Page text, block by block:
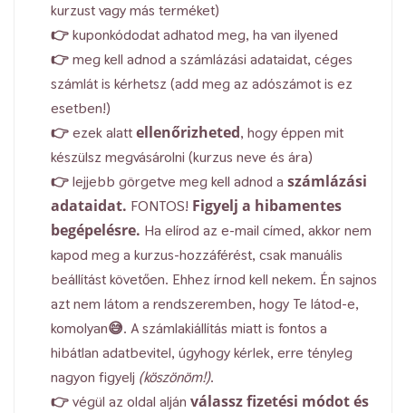
kurzust vagy más terméket)
👉 kuponkódodat adhatod meg, ha van ilyened
👉 meg kell adnod a számlázási adataidat, céges
számlát is kérhetsz (add meg az adószámot is ez
esetben!)
👉 ezek alattellenőrizheted, hogy éppen mit
készülsz megvásárolni (kurzus neve és ára)
👉 lejjebb görgetve meg kell adnod a számlázási
adataidat. FONTOS! Figyelj a hibamentes
begépelésre. Ha elírod az e-mail címed, akkor nem
kapod meg a kurzus-hozzáférést, csak manuális
beállítást követően. Ehhez írnod kell nekem. Én sajnos
azt nem látom a rendszeremben, hogy Te látod-e,
komolyan😅. A számlakiállítás miatt is fontos a
hibátlan adatbevitel, úgyhogy kérlek, erre tényleg
nagyon figyelj (köszönöm!).
👉 végül az oldal alján válassz fizetési módot és